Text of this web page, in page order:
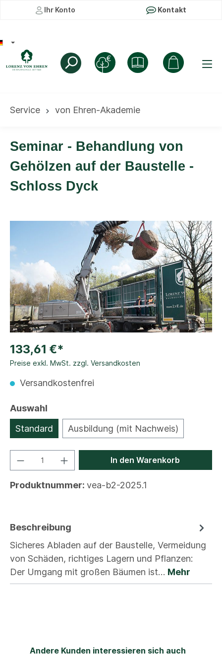
Ihr Konto Kontakt
Service von Ehren-Akademie
Seminar - Behandlung von
Gehölzen auf der Baustelle -
Schloss Dyck
133,61 €*
Preise exkl. MwSt. zzgl. Versandkosten
Versandkostenfrei
Auswahl
Standard
Ausbildung (mit Nachweis)
In den Warenkorb
Produktnummer: vea-b2-2025.1
Beschreibung
Sicheres Abladen auf der Baustelle, Vermeidung
von Schäden, richtiges Lagern und Pflanzen:
Der Umgang mit großen Bäumen ist… Mehr
Andere Kunden interessieren sich auch